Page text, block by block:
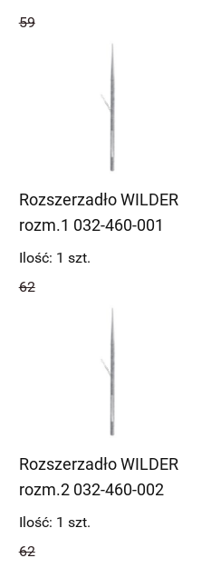
59
Rozszerzadło WILDER
rozm.1 032-460-001
62
Ilość: 1 szt.
Rozszerzadło WILDER
rozm.2 032-460-002
62
Ilość: 1 szt.